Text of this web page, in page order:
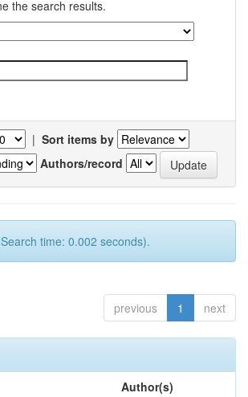
the search results.
| Sort items by
Authors/record
time: 0.002 seconds).
previous 1 next
Author(s)